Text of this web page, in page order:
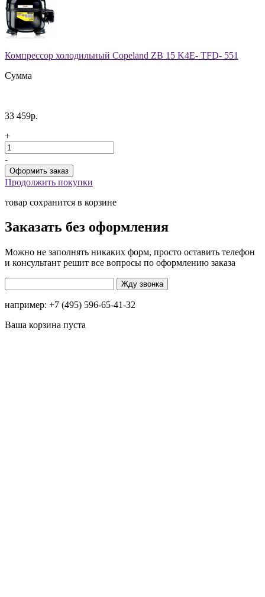
Компрессор холодильный Copeland ZB 15 K4E- TFD- 551
Сумма
33 459р.
+
-
Продолжить покупки
товар сохранится в корзине
Заказать без оформления
Можно не заполнять никаких форм, просто оставить телефон
и консультант решит все вопросы по оформлению заказа
например: +7 (495) 596-65-41-32
Ваша корзина пуста